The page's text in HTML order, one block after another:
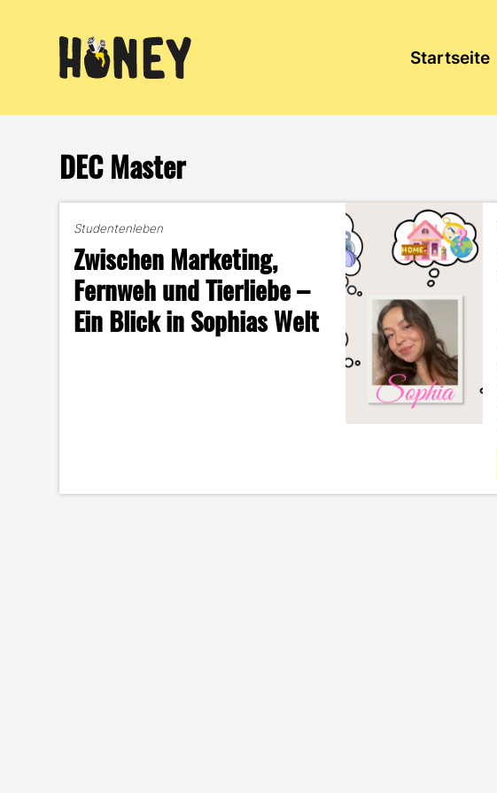
Startseite
DEC Master
Studentenleben
Zwischen Marketing,
Fernweh und Tierliebe –
Ein Blick in Sophias Welt